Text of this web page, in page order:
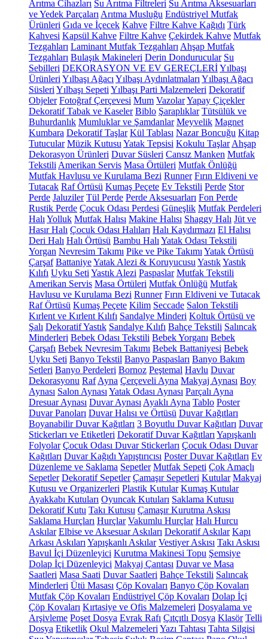
Arıtma Cihazları Su Arıtma Filtreleri Su Arıtma Aksesuarları
ve Yedek Parçaları Arıtma Musluğu Endüstriyel Mutfak
Ürünleri Gıda ve İçecek Kahve Filtre Kahve Kağıdı Türk
Kahvesi Kapsül Kahve Filtre Kahve Çekirdek Kahve Mutfak
Tezgahları Laminant Mutfak Tezgahları Ahşap Mutfak
Tezgahları Bulaşık Makineleri Derin Dondurucular Su
Sebilleri DEKORASYON VE EV GEREÇLERİYılbaşı
Ürünleri Yılbaşı Ağacı Yılbaşı Aydınlatmaları Yılbaşı Ağacı
Süsleri Yılbaşı Sepeti Yılbaşı Parti Malzemeleri Dekoratif
Objeler Fotoğraf Çerçevesi Mum VazolarYapay Çiçekler
Dekoratif Tabak ve Kaseler Biblo Şaraplıklar Tütsülük ve
Buhurdanlık Mumluklar ve Şamdanlar Meyvelik Magnet
Kumbara Dekoratif Taşlar Kül Tablası Nazar Boncuğu Kitap
Tutucular Müzik Kutusu Yatak Tepsisi Kokulu Taşlar Ahşap
Dekorasyon Ürünleri Duvar Süsleri Cansız Manken Mutfak
Tekstili Amerikan Servis Masa Örtüleri Mutfak Önlüğü
Mutfak Havlusu ve Kurulama Bezi Runner Fırın Eldiveni ve
Tutacak Raf Örtüsü Kumaş Peçete Ev Tekstili Perde Stor
Perde Jaluziler Tül Perde Perde Aksesuarları Fon Perde
Rustik Perde Çocuk Odası Perdesi Güneşlik Mutfak Perdeleri
Halı Yolluk Mutfak Halısı Makine Halısı Shaggy Halı Jüt ve
Hasır Halı Çocuk Odası Halıları Halı Kaydırmazı El Halısı
Deri Halı Halı Örtüsü Bambu Halı Yatak Odası Tekstili
Yorgan Nevresim Takımı Pike ve Pike Takımı Yatak Örtüsü
Çarşaf BattaniyeYatak Alezi & Koruyucusu YastıkYastık
Kılıfı Uyku Seti Yastık Alezi Paspaslar Mutfak Tekstili
Amerikan Servis Masa Örtüleri Mutfak Önlüğü Mutfak
Havlusu ve Kurulama Bezi Runner Fırın Eldiveni ve Tutacak
Raf Örtüsü Kumaş Peçete Kilim Seccade Salon Tekstili
Kırlent ve Kırlent Kılıfı Sandalye Minderi Koltuk Örtüsü ve
Şalı Dekoratif Yastık Sandalye Kılıfı Bahçe Tekstili Salıncak
Minderleri Bebek Odası Tekstili Bebek Yorganı Bebek
Çarşafı Bebek Nevresim Takımı Bebek Battaniyesi Bebek
Uyku Seti Banyo Tekstil Banyo Paspasları Banyo Bakım
Setleri Banyo Perdeleri Bornoz Peştemal Havlu Duvar
Dekorasyonu Raf Ayna Çerçeveli Ayna Makyaj Aynası Boy
Aynası Salon Aynası Yatak Odası Aynası Parçalı Ayna
Dresuar Aynası Duvar Aynası Ayaklı Ayna Tablo Poster
Duvar Panoları Duvar Halısı ve Örtüsü Duvar Kağıtları
Boyanabilir Duvar Kağıtları 3 Boyutlu Duvar Kağıtları Duvar
Stickerları ve Etiketleri Dekoratif Duvar Kağıtları Yapışkanlı
Folyolar Çocuk Odası Duvar Stickerları Çocuk Odası Duvar
Kağıtları Duvar Kağıdı Yapıştırıcısı Poster Duvar Kağıtları Ev
Düzenleme ve Saklama Sepetler Mutfak Sepeti Çok Amaçlı
Sepetler Dekoratif Sepetler Çamaşır Sepetleri Kutular Makyaj
Kutusu ve Organizerleri Plastik Kutular Kumaş Kutular
Ayakkabı Kutuları Oyuncak Kutuları Saklama Kutusu
Dekoratif Kutu Takı Kutusu Çamaşır Kurutma Askısı
Saklama Hurçları Hurçlar Vakumlu Hurçlar Halı Hurcu
Askılar Elbise ve Aksesuar Askıları Dekoratif Askılar Kapı
Arkası Askıları Yapışkanlı Askılar Vestiyer Askısı Takı Askısı
Bavul İçi Düzenleyici Kurutma Makinesi Topu Şemsiye
Dolap İçi Düzenleyici Makyaj Çantası Duvar ve Masa
Saatleri Masa Saati Duvar Saatleri Bahçe Tekstili Salıncak
Minderleri Ütü Masası Çöp Kovaları Banyo Çöp Kovaları
Mutfak Çöp Kovaları Endüstriyel Çöp Kovaları Dolap İçi
Çöp Kovaları Kırtasiye ve Ofis Malzemeleri Dosyalama ve
Arşivleme Poşet Dosya Evrak Rafı Çıtçıtlı Dosya Klasör Telli
Dosya Etiketlik Okul Malzemeleri Yazı Tahtası Tahta Silgisi